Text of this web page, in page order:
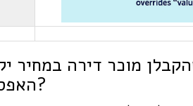
מוכר דירה במחיר
האפס או במחירון הבנק של הפרוייקט?